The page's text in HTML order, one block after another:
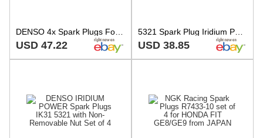
DENSO 4x Spark Plugs For MITSUBISHI SUZUKI TACTI TRD IK31
USD 47.22 USD 38.85